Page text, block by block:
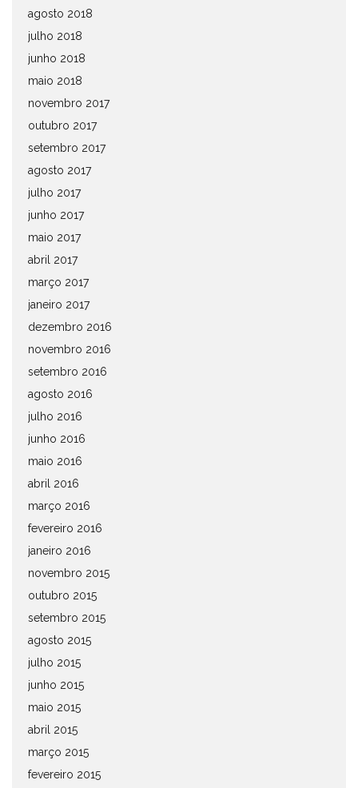
agosto 2018
julho 2018
junho 2018
maio 2018
novembro 2017
outubro 2017
setembro 2017
agosto 2017
julho 2017
junho 2017
maio 2017
abril 2017
março 2017
janeiro 2017
dezembro 2016
novembro 2016
setembro 2016
agosto 2016
julho 2016
junho 2016
maio 2016
abril 2016
março 2016
fevereiro 2016
janeiro 2016
novembro 2015
outubro 2015
setembro 2015
agosto 2015
julho 2015
junho 2015
maio 2015
abril 2015
março 2015
fevereiro 2015